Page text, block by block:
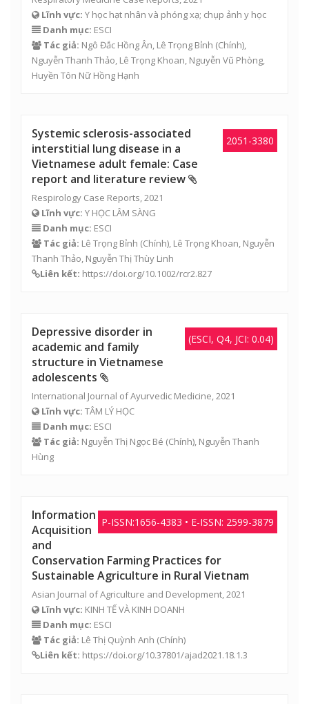
Lĩnh vực: Y học hạt nhân và phóng xạ; chụp ảnh y học
Danh mục: ESCI
Tác giả: Ngô Đắc Hồng Ân Lê Trọng Bỉnh (Chính),
Nguyễn Thanh Thảo Lê Trọng Khoan , Nguyễn Vũ Phòng,
Huyền Tôn Nữ Hồng Hạnh
2051-3380
Systemic sclerosis-associated
interstitial lung disease in a
Vietnamese adult female: Case
report and literature review
Respirology Case Reports, 2021
Lĩnh vực: Y HỌC LÂM SÀNG
Danh mục: ESCI
Tác giả: Lê Trọng Bỉnh (Chính), Lê Trọng Khoan Nguyễn
Thanh Thảo Nguyễn Thị Thùy Linh
Liên kết: https://doi.org/10.1002/rcr2.827
(ESCI, Q4, JCI: 0.04)
Depressive disorder in
academic and family
structure in Vietnamese
adolescents
International Journal of Ayurvedic Medicine, 2021
Lĩnh vực: TÂM LÝ HỌC
Danh mục: ESCI
Tác giả: Nguyễn Thị Ngọc Bé (Chính), Nguyễn Thanh
Hùng
P-ISSN:1656-4383 • E-ISSN: 2599-3879
Information
Acquisition
and
Conservation Farming Practices for
Sustainable Agriculture in Rural Vietnam
Asian Journal of Agriculture and Development, 2021
Lĩnh vực: KINH TẾ VÀ KINH DOANH
Danh mục: ESCI
Tác giả: Lê Thị Quỳnh Anh (Chính)
Liên kết: https://doi.org/10.37801/ajad2021.18.1.3